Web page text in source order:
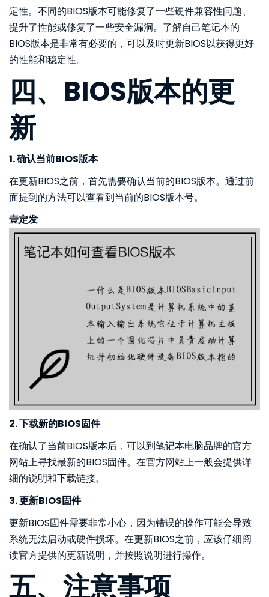
定性。不同的BIOS版本可能修复了一些硬件兼容性问题、
提升了性能或修复了一些安全漏洞。了解自己笔记本的
BIOS版本是非常有必要的，可以及时更新BIOS以获得更好
的性能和稳定性。
四、BIOS版本的更
新
1. 确认当前BIOS版本
在更新BIOS之前，首先需要确认当前的BIOS版本。通过前
面提到的方法可以查看到当前的BIOS版本号。
壹定发
2. 下载新的BIOS固件
在确认了当前BIOS版本后，可以到笔记本电脑品牌的官方
网站上寻找最新的BIOS固件。在官方网站上一般会提供详
细的说明和下载链接。
3. 更新BIOS固件
更新BIOS固件需要非常小心，因为错误的操作可能会导致
系统无法启动或硬件损坏。在更新BIOS之前，应该仔细阅
读官方提供的更新说明，并按照说明进行操作。
五、注意事项